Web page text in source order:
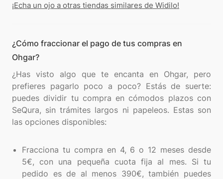
¡Echa un ojo a otras tiendas similares de Widilo!
¿Cómo fraccionar el pago de tus compras en
Ohgar?
¿Has visto algo que te encanta en Ohgar, pero
prefieres pagarlo poco a poco? Estás de suerte:
puedes dividir tu compra en cómodos plazos con
SeQura, sin trámites largos ni papeleos. Estas son
las opciones disponibles:
Fracciona tu compra en 4, 6 o 12 meses desde
5€, con una pequeña cuota fija al mes. Si tu
pedido es de al menos 390€, también puedes